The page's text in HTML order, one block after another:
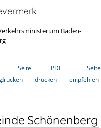
Baden-
Seite
drucken
PDF
drucken
Seite
empfehlen
Schönenberg